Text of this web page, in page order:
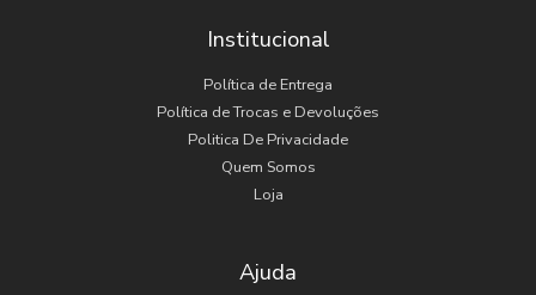
Institucional
Política de Entrega
Política de Trocas e Devoluções
Politica De Privacidade
Quem Somos
Loja
Ajuda